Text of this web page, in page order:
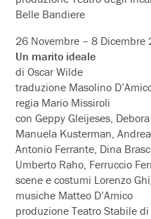
Belle Bandiere
26 Novembre – 8 Dicembre
Un marito ideale
di Oscar Wilde
traduzione Masolino
regia Mario Missiroli
con Geppy Gleijeses,
Manuela Kusterman,
Antonio Ferrante, Dina
Umberto Raho, Ferruccio
scene e costumi Lorenzo
musiche Matteo D’Amico
produzione Teatro Stabile